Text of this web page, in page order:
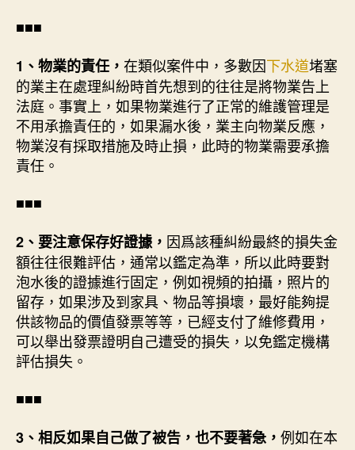
■■■
1、物業的責任， 在類似案件中，多數因下水道堵塞
的業主在處理糾紛時首先想到的往往是將物業告上
法庭。事實上，如果物業進行了正常的維護管理是
不用承擔責任的，如果漏水後，業主向物業反應，
物業沒有採取措施及時止損，此時的物業需要承擔
責任。
■■■
2、要注意保存好證據， 因爲該種糾紛最終的損失金
額往往很難評估，通常以鑑定為準，所以此時要對
泡水後的證據進行固定，例如視頻的拍攝，照片的
留存，如果涉及到家具、物品等損壞，最好能夠提
供該物品的價值發票等等，已經支付了維修費用，
可以舉出發票證明自己遭受的損失，以免鑑定機構
評估損失。
■■■
3、相反如果自己做了被告，也不要著急， 例如在本